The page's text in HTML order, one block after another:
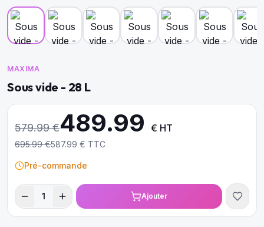
MAXIMA
Sous vide - 28 L
579.99€489.99 € HT
695.99€587.99 € TTC
Pré-commande
1 Ajouter